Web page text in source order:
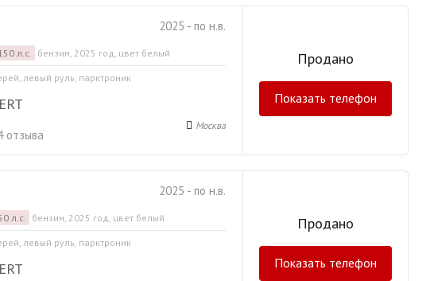
2025 - по н.в.
л.с. бензин, 2025 год, цвет белый
левый руль, парктроник
отзыва
Москва
Продано
Показать телефон
2025 - по н.в.
л.с. бензин, 2025 год, цвет белый
левый руль, парктроник
Продано
Показать телефон